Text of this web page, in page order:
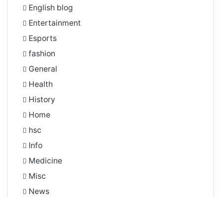
English blog
Entertainment
Esports
fashion
General
Health
History
Home
hsc
Info
Medicine
Misc
News